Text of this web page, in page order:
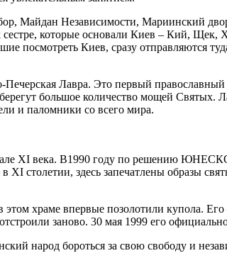
Майдан Независимости, Мариинский
сестре, которые основали Киев – Кий,
посмотреть Киев, сразу отправляются
Лавра. Это первый
большое количество мощей
и паломники со всего мира.
XI века. В1990 году по решению
здесь запечатлены образы
храме впервые позолотили купола. Его
заново. 30 мая 1999 его
народ бороться за свою свободу и